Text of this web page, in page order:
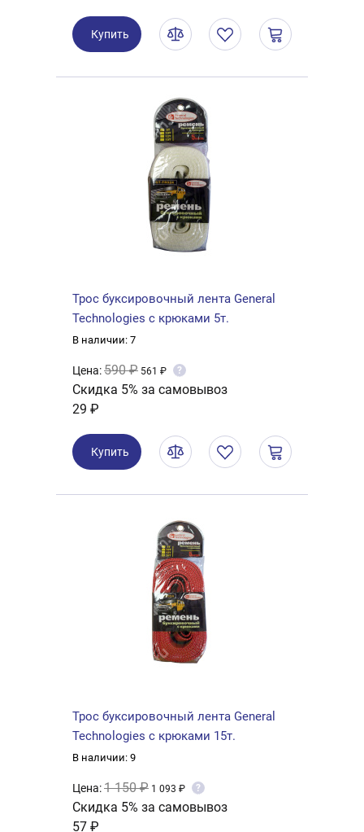
Купить
Трос буксировочный лента General
Technologies с крюками 5т.
В наличии: 7
Цена:590 ₽ 561 ₽ ?
Скидка 5% за самовывоз
29 ₽
Купить
Трос буксировочный лента General
Technologies с крюками 15т.
В наличии: 9
Цена:1 150 ₽ 1 093 ₽ ?
Скидка 5% за самовывоз
57 ₽